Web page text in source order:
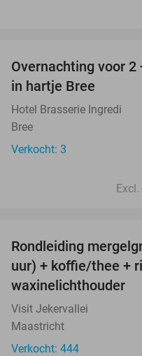
TODAY
Overnachting voor
in hartje Bree
Hotel Brasserie Ingredi
Bree
Verkocht: 3
Rondleiding
uur) + koffie/thee +
waxinelichthouder
Visit Jekervallei
Maastricht
Verkocht: 444